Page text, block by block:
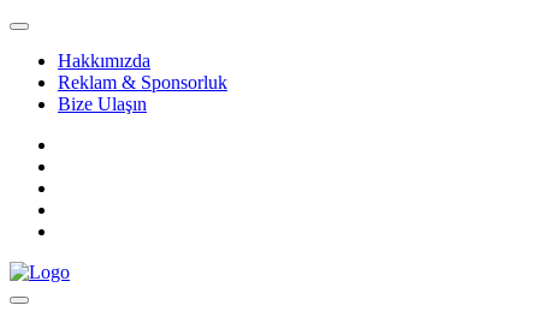
Hakkımızda
Reklam & Sponsorluk
Bize Ulaşın